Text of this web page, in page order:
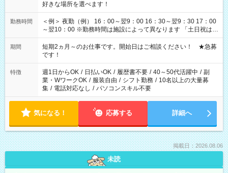
好きな場所を選べます！
勤務時間
＜例＞ 夜勤（例） 16：00～翌9：00 16：30～翌9：30 17：00
～翌10：00 ※勤務時間は施設によって異なります 「土日祝は休
みたい」 「しっかり稼ぎたい」 「もう少し遅い時間から始めた
い」など ご希望にあったお仕事をご案内いたします。 ※未経験
の方の場合は1～2ヶ月間は日中での仕事を経験いただき、 お
仕事に慣れてからの夜勤になります。 ★家庭の都合でお休みが
必要な場合も遠慮なくご相談ください。
期間
短期2ヵ月～のお仕事です。開始日はご相談ください！ ★急募
です！
特徴 週1日からOK / 日払いOK / 履歴書不要 / 40～50代活躍中 / 副
業・WワークOK / 服装自由 / シフト勤務 / 10名以上の大量募
集 / 電話対応なし / パソコンスキル不要
気になる！ 応募する 詳細へ
掲載日：2026.08.06
未読